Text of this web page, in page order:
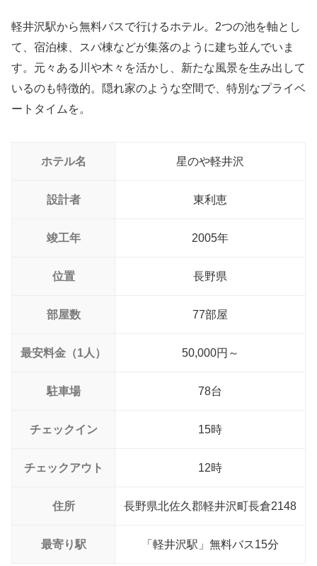
軽井沢駅から無料バスで行けるホテル。2つの池を軸とし
て、宿泊棟、スパ棟などが集落のように建ち並んでいま
す。元々ある川や木々を活かし、新たな風景を生み出して
いるのも特徴的。隠れ家のような空間で、特別なプライベ
ートタイムを。
ホテル名 星のや軽井沢
設計者 東利恵
竣工年 2005年
位置 長野県
部屋数 77部屋
最安料金（1人） 50,000円～
駐車場 78台
チェックイン 15時
チェックアウト 12時
住所 長野県北佐久郡軽井沢町長倉2148
最寄り駅 「軽井沢駅」無料バス15分